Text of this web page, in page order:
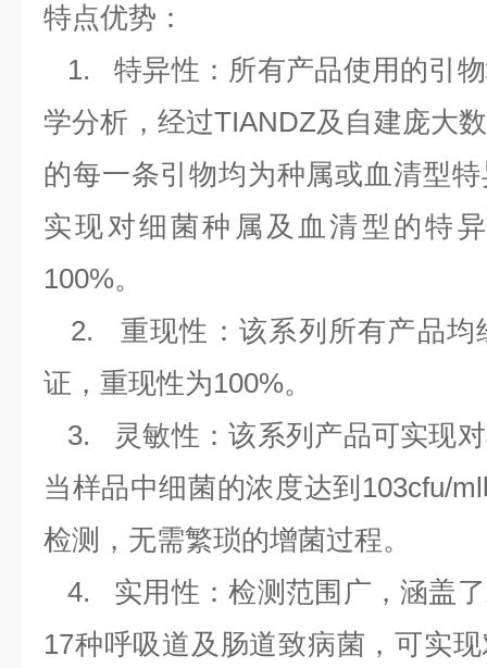
特点优势：
1. 特异性：所有产品使用的引
学分析，经过TIANDZ及自建庞大
的每一条引物均为种属或血清型
实现对细菌种属及血清型的特
100%。
2. 重现性：该系列所有产品
证，重现性为100%。
3.
灵敏性：该系列产品可实现
当样品中细菌的浓度达到 103cfu/ml
检测，无需繁琐的增菌过程。
4. 实用性：检测范围广，涵盖
17种呼吸道及肠道致病菌，可实